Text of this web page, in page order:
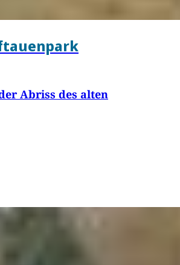
Abriss des alten